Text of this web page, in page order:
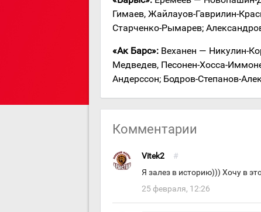
Гимаев, Жайлауов-Гаврилин-
Старченко-Рымарев;
«Ак Барс»: Веханен — Никулин-
Медведев, Песонен-Хосса-
Андерссон; Бодров-Степанов-
Комментарии
Vitek2 #
Я залез в историю))) Хочу в
25 февраля, 12:26